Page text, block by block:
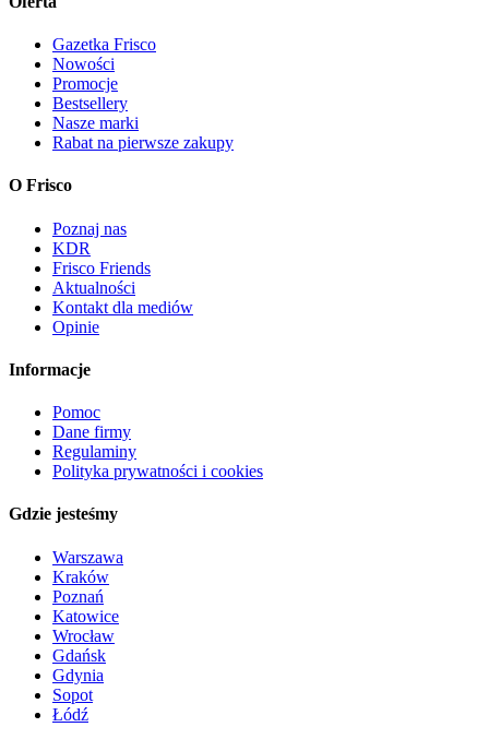
Gazetka Frisco
Nowości
Promocje
Bestsellery
Nasze marki
Rabat na pierwsze zakupy
O Frisco
Poznaj nas
KDR
Frisco Friends
Aktualności
Kontakt dla mediów
Opinie
Informacje
Pomoc
Dane firmy
Regulaminy
Polityka prywatności i cookies
Gdzie jesteśmy
Warszawa
Kraków
Poznań
Katowice
Wrocław
Gdańsk
Gdynia
Sopot
Łódź